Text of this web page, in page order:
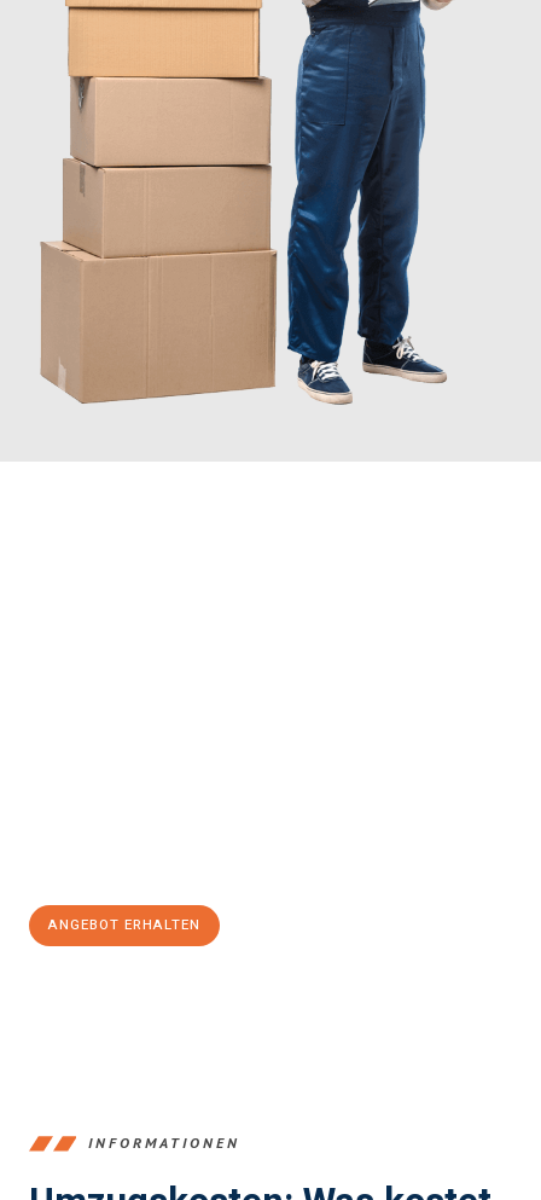
ANGEBOT ERHALTEN
INFORMATIONEN